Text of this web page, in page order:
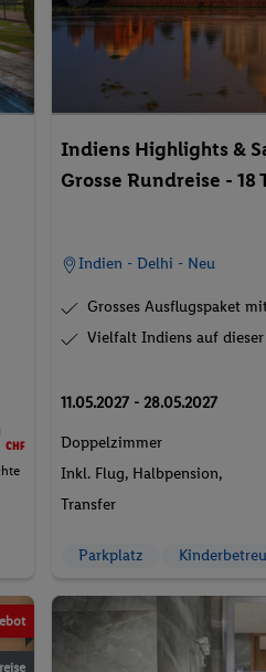
CHF
Indiens Highlights &
Grosse Rundreise - 18
Indien - Delhi - Neu
Grosses Ausflugspaket
Vielfalt Indiens auf dieser
11.05.2027 - 28.05.2027
Doppelzimmer
Inkl. Flug, Halbpension,
Transfer
Parkplatz